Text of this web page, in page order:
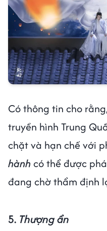
Có thông tin cho
truyền hình Trung
chặt và hạn chế với
hành có thể được
đang chờ thẩm định
5. Thượng ẩn